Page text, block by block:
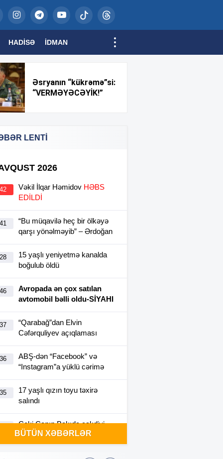
HADISƏ İDMAN
Əsryanın “kükrəmə”si:
“VERMƏYƏCƏYİK!”
LENTİ
2026
Vəkil İlqar Həmidov HƏBS
EDİLDİ
“Bu müqavilə heç bir ölkəyə
qarşı yönəlməyib” – Ərdoğan
15 yaşlı yeniyetmə kanalda
boğulub öldü
Avropada ən çox satılan
avtomobil bəlli oldu-SİYAHI
“Qarabağ”dan Elvin
Cəfərquliyev açıqlaması
ABŞ-dən “Facebook” və
“Instagram”a yüklü cərimə
17 yaşlı qızın toyu təxirə
salındı
Ceki Çanın Bakıda çəkdiyi
filmə görə Azərbaycan 1
milyon dollar ödəyə bilər?
BÜTÜN XƏBƏRLƏR